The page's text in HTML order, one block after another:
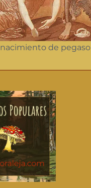
nacimiento de pegaso